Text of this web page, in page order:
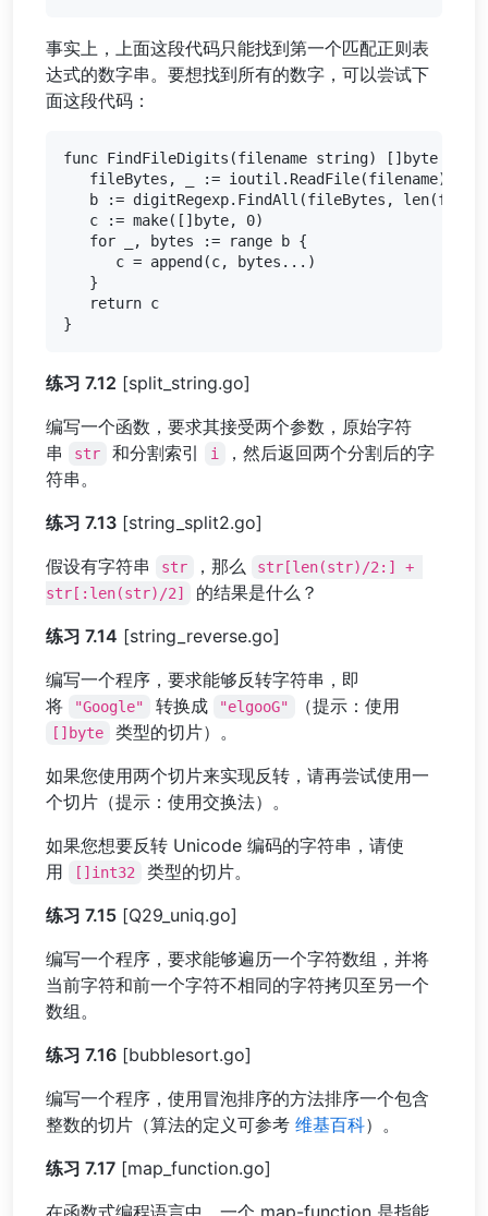
事实上，上面这段代码只能找到第一个匹配正则表
达式的数字串。要想找到所有的数字，可以尝试下
面这段代码：
func FindFileDigits(filename string) []byte {
fileBytes, _ := ioutil.ReadFile(filename)
b := digitRegexp.FindAll(fileBytes,
   c := make([]byte, 0)
   for _, bytes := range b {
      c = append(c, bytes...)
   }
   return c
练习 7.12 [split_string.go]
编写一个函数，要求其接受两个参数，原始字符
串
str 和分割索引 i
，然后返回两个分割后的字
符串。
练习 7.13 [string_split2.go]
假设有字符串
str ，那么
str[len(str)/2:] +
str[:len(str)/2]
的结果是什么？
练习 7.14 [string_reverse.go]
编写一个程序，要求能够反转字符串，即
将
"Google" 转换成 "elgooG" （提示：使用
[]byte
类型的切片）。
如果您使用两个切片来实现反转，请再尝试使用一
个切片（提示：使用交换法）。
如果您想要反转 Unicode 编码的字符串，请使
用
[]int32
类型的切片。
练习 7.15 [Q29_uniq.go]
编写一个程序，要求能够遍历一个字符数组，并将
当前字符和前一个字符不相同的字符拷贝至另一个
数组。
练习 7.16 [bubblesort.go]
编写一个程序，使用冒泡排序的方法排序一个包含
整数的切片（算法的定义可参考 维基百科）。
练习 7.17 [map_function.go]